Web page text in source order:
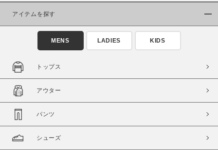
商品タイプ
通常商品
セール価格 WEB限定
在庫
在庫あり
アイテムを探す
MENS LADIES KIDS
トップス
アウター
パンツ
シューズ